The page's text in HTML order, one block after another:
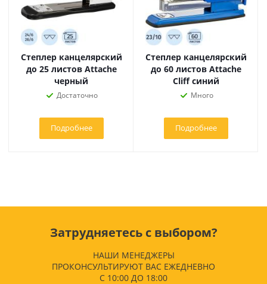
Степлер канцелярский
до 25 листов Attache
черный
Достаточно
Подробнее
Степлер канцелярский
до 60 листов Attache
Cliff синий
Много
Подробнее
Затрудняетесь с выбором?
НАШИ МЕНЕДЖЕРЫ
ПРОКОНСУЛЬТИРУЮТ ВАС ЕЖЕДНЕВНО
С 10:00 ДО 18:00